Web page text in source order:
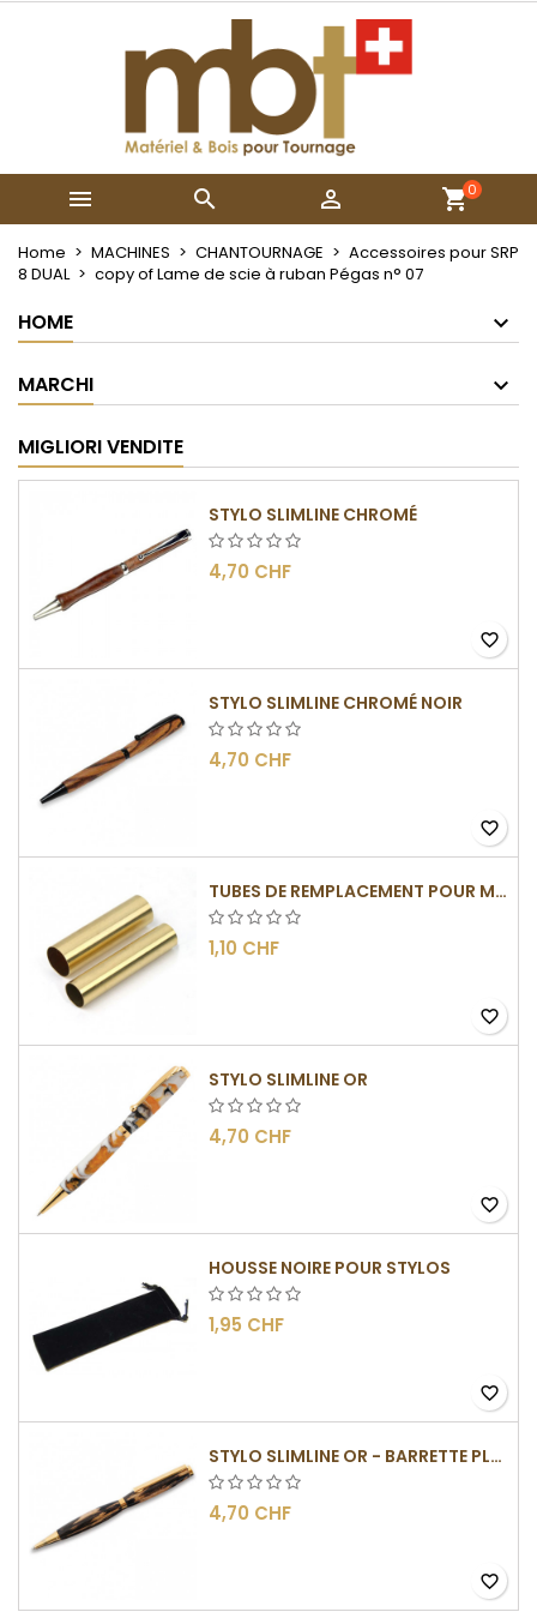
   0
Home MACHINES CHANTOURNAGE
Accessoires pour SRP
8 DUAL
copy of Lame de scie à ruban Pégas n° 07
HOME
MARCHI
MIGLIORI VENDITE
STYLO SLIMLINE CHROMÉ
4,70 CHF
favorite_border
STYLO SLIMLINE CHROMÉ NOIR
4,70 CHF
favorite_border
TUBES DE REMPLACEMENT POUR MÉCANISMES SLIMLINE
1,10 CHF
favorite_border
STYLO SLIMLINE OR
4,70 CHF
favorite_border
HOUSSE NOIRE POUR STYLOS
1,95 CHF
favorite_border
STYLO SLIMLINE OR - BARRETTE PLATE
4,70 CHF
favorite_border
My wishlists
Crea lista dei desideri
Accedi
Devi avere effettuato l'accesso per salvare dei
prodotti nella tua lista dei desideri.
Annulla Accedi